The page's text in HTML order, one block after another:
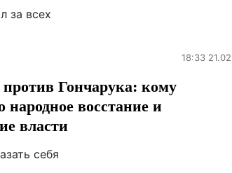
за всех
18:33 21.02
Гончарука: кому
народное восстание и
власти
себя